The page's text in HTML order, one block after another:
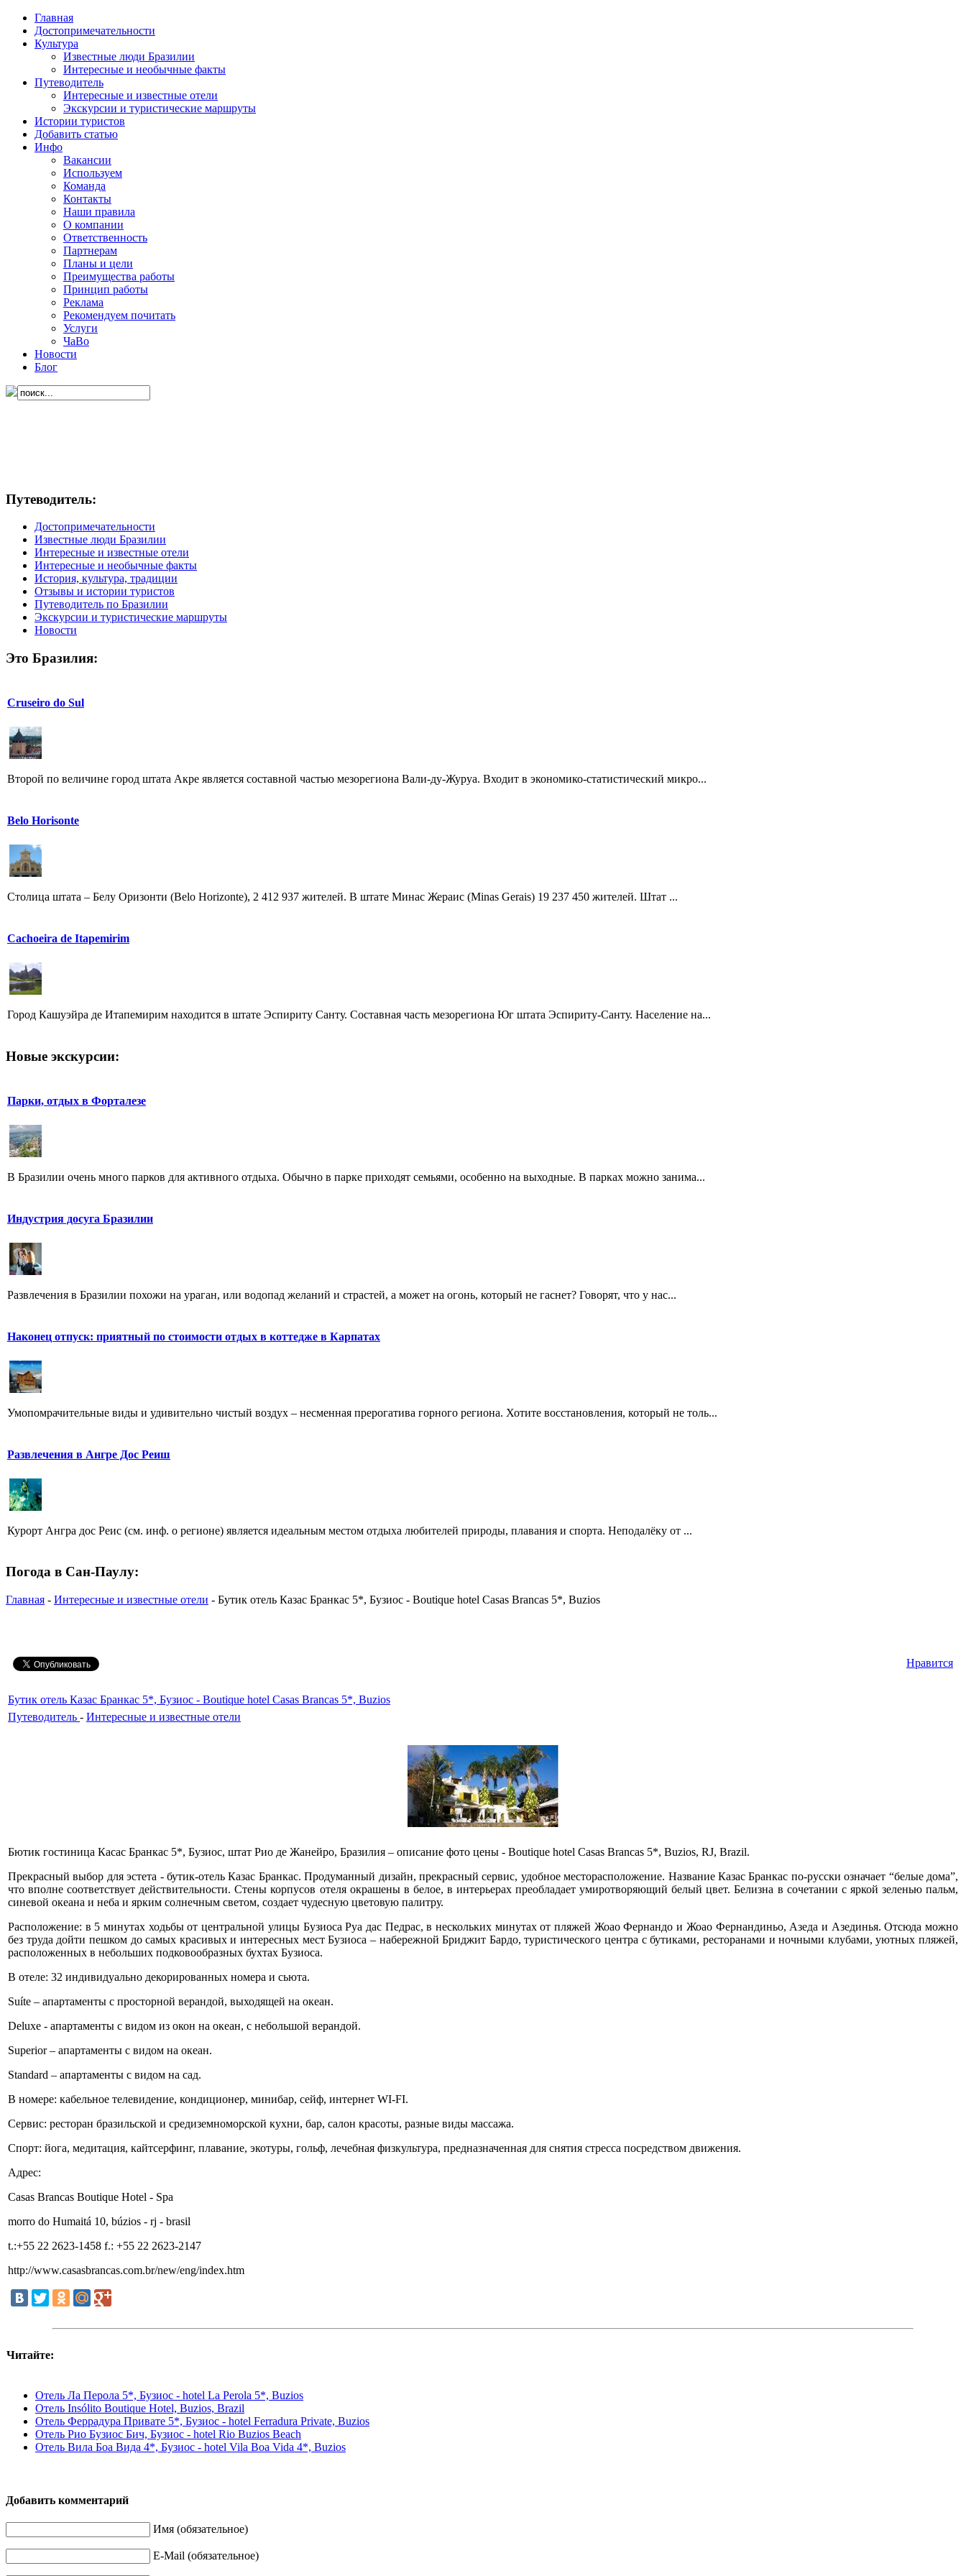
Главная
Достопримечательности
Культура
Известные люди Бразилии
Интересные и необычные факты
Путеводитель
Интересные и известные отели
Экскурсии и туристические маршруты
Истории туристов
Добавить статью
Инфо
Вакансии
Используем
Команда
Контакты
Наши правила
О компании
Ответственность
Партнерам
Планы и цели
Преимущества работы
Принцип работы
Реклама
Рекомендуем почитать
Услуги
ЧаВо
Новости
Блог
Путеводитель:
Достопримечательности
Известные люди Бразилии
Интересные и известные отели
Интересные и необычные факты
История, культура, традиции
Отзывы и истории туристов
Путеводитель по Бразилии
Экскурсии и туристические маршруты
Новости
Это Бразилия:
Cruseiro do Sul
Второй по величине город штата Акре является составной частью мезорегиона Вали-ду-Журуа. Входит в экономико-статистический микро...
Belo Horisonte
Столица штата – Белу Оризонти (Belo Horizonte), 2 412 937 жителей. В штате Минас Жераис (Minas Gerais) 19 237 450 жителей. Штат ...
Cachoeira de Itapemirim
Город Кашуэйра де Итапемирим находится в штате Эспириту Санту. Составная часть мезорегиона Юг штата Эспириту-Санту. Население на...
Новые экскурсии:
Парки, отдых в Форталезе
В Бразилии очень много парков для активного отдыха. Обычно в парке приходят семьями, особенно на выходные. В парках можно занима...
Индустрия досуга Бразилии
Развлечения в Бразилии похожи на ураган, или водопад желаний и страстей, а может на огонь, который не гаснет? Говорят, что у нас...
Наконец отпуск: приятный по стоимости отдых в коттедже в Карпатах
Умопомрачительные виды и удивительно чистый воздух – несменная прерогатива горного региона. Хотите восстановления, который не толь...
Развлечения в Ангре Дос Реиш
Курорт Ангра дос Реис (см. инф. о регионе) является идеальным местом отдыха любителей природы, плавания и спорта. Неподалёку от ...
Погода в Сан-Паулу:
Главная - Интересные и известные отели - Бутик отель Казас Бранкас 5*, Бузиос - Boutique hotel Casas Brancas 5*, Buzios
Нравится
Бутик отель Казас Бранкас 5*, Бузиос - Boutique hotel Casas Brancas 5*, Buzios
Путеводитель - Интересные и известные отели
Бютик гостиница Касас Бранкас 5*, Бузиос, штат Рио де Жанейро, Бразилия – описание фото цены - Boutique hotel Casas Brancas 5*, Buzios, RJ, Brazil.
Прекрасный выбор для эстета - бутик-отель Казас Бранкас. Продуманный дизайн, прекрасный сервис, удобное месторасположение. Название Казас Бранкас по-русски означает “белые дома”,
что вполне соответствует действительности. Стены корпусов отеля окрашены в белое, в интерьерах преобладает умиротворяющий белый цвет. Белизна в сочетании с яркой зеленью пальм,
синевой океана и неба и ярким солнечным светом, создает чудесную цветовую палитру.
Расположение: в 5 минутах ходьбы от центральной улицы Бузиоса Руа дас Педрас, в нескольких минутах от пляжей Жоао Фернандо и Жоао Фернандиньо, Азеда и Азединья. Отсюда можно
без труда дойти пешком до самых красивых и интересных мест Бузиоса – набережной Бриджит Бардо, туристического центра с бутиками, ресторанами и ночными клубами, уютных пляжей,
расположенных в небольших подковообразных бухтах Бузиоса.
В отеле: 32 индивидуально декорированных номера и сьюта.
Suíte – апартаменты с просторной верандой, выходящей на океан.
Deluxe - апартаменты с видом из окон на океан, с небольшой верандой.
Superior – апартаменты с видом на океан.
Standard – апартаменты с видом на сад.
В номере: кабельное телевидение, кондиционер, минибар, сейф, интернет WI-FI.
Сервис: ресторан бразильской и средиземноморской кухни, бар, салон красоты, разные виды массажа.
Спорт: йога, медитация, кайтсерфинг, плавание, экотуры, гольф, лечебная физкультура, предназначенная для снятия стресса посредством движения.
Адрес:
Casas Brancas Boutique Hotel - Spa
morro do Humaitá 10, búzios - rj - brasil
t.:+55 22 2623-1458 f.: +55 22 2623-2147
http://www.casasbrancas.com.br/new/eng/index.htm
Читайте:
Отель Ла Перола 5*, Бузиос - hotel La Perola 5*, Buzios
Отель Insólito Boutique Hotel, Buzios, Brazil
Отель Феррадура Привате 5*, Бузиос - hotel Ferradura Private, Buzios
Отель Рио Бузиос Бич, Бузиос - hotel Rio Buzios Beach
Отель Вила Боа Вида 4*, Бузиос - hotel Vila Boa Vida 4*, Buzios
Добавить комментарий
Имя (обязательное)
E-Mail (обязательное)